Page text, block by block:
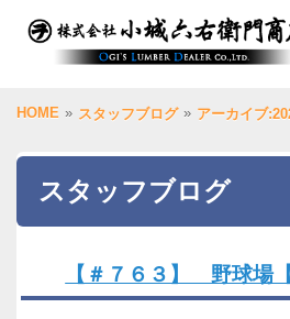
HOME » スタッフブログ » アーカイブ
スタッフブログ
【＃７６３】 野球場